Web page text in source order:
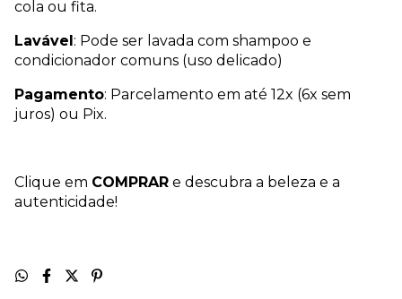
cola ou fita.
Lavável: Pode ser lavada com shampoo e
condicionador comuns (uso delicado)
Pagamento: Parcelamento em até 12x (6x sem
juros) ou Pix.
Clique em COMPRAR e descubra a beleza e a
autenticidade!